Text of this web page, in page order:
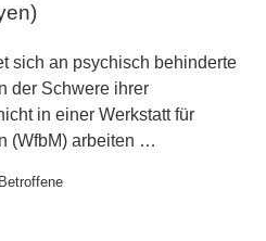
sich an psychisch behinderte
der Schwere ihrer
in einer Werkstatt für
(WfbM) arbeiten …
Betroffene